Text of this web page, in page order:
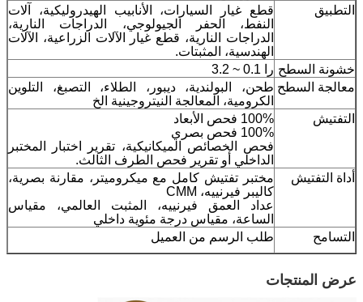
التطبيق
قطع غيار السيارات، الأنابيب الهيدروليكية، آلات
النفط، الحفر الجيولوجي، الدراجات النارية،
الدراجات النارية، قطع غيار الآلات الزراعية، الآلات
الهندسية، المثبتات.
خشونة السطح را 0.1 ~ 3.2
معالجة السطح طحن، البولندية، ديبور، الطلاء، التصبغ، التلوين
الكرومية، المعالجة النيتروجينية الخ
التفتيش
100% فحص الأبعاد
100% فحص بصري
فحص الخصائص الميكانيكية، تقرير اختبار المختبر
الداخلي أو تقرير فحص الطرف الثالث.
أداة التفتيش
مختبر تفتيش كامل مع ميكروميتر، مقارنة بصرية،
كاليبر فيرنييه، CMM
عداد العمق فيرنييه، المثبت العالمي، مقياس
الساعة، مقياس درجة مئوية داخلي
التسامح
طلب الرسم من العميل
عرض المنتجات